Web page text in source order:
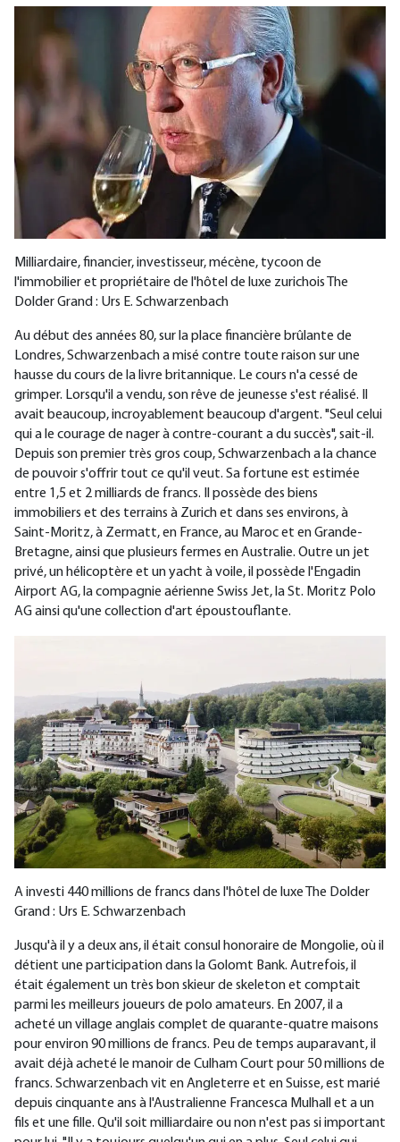
Milliardaire, financier, investisseur, mécène, tycoon de
l'immobilier et propriétaire de l'hôtel de luxe zurichois The
Dolder Grand : Urs E. Schwarzenbach
Au début des années 80, sur la place financière brûlante de
Londres, Schwarzenbach a misé contre toute raison sur une
hausse du cours de la livre britannique. Le cours n'a cessé de
grimper. Lorsqu'il a vendu, son rêve de jeunesse s'est réalisé. Il
avait beaucoup, incroyablement beaucoup d'argent. "Seul celui
qui a le courage de nager à contre-courant a du succès", sait-il.
Depuis son premier très gros coup, Schwarzenbach a la chance
de pouvoir s'offrir tout ce qu'il veut. Sa fortune est estimée
entre 1,5 et 2 milliards de francs. Il possède des biens
immobiliers et des terrains à Zurich et dans ses environs, à
Saint-Moritz, à Zermatt, en France, au Maroc et en Grande-
Bretagne, ainsi que plusieurs fermes en Australie. Outre un jet
privé, un hélicoptère et un yacht à voile, il possède l'Engadin
Airport AG, la compagnie aérienne Swiss Jet, la St. Moritz Polo
AG ainsi qu'une collection d'art époustouflante.
A investi 440 millions de francs dans l'hôtel de luxe The Dolder
Grand : Urs E. Schwarzenbach
Jusqu'à il y a deux ans, il était consul honoraire de Mongolie, où il
détient une participation dans la Golomt Bank. Autrefois, il
était également un très bon skieur de skeleton et comptait
parmi les meilleurs joueurs de polo amateurs. En 2007, il a
acheté un village anglais complet de quarante-quatre maisons
pour environ 90 millions de francs. Peu de temps auparavant, il
avait déjà acheté le manoir de Culham Court pour 50 millions de
francs. Schwarzenbach vit en Angleterre et en Suisse, est marié
depuis cinquante ans à l'Australienne Francesca Mulhall et a un
fils et une fille. Qu'il soit milliardaire ou non n'est pas si important